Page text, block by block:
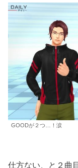
GOODが２つ…！涙
仕方ない、と２曲